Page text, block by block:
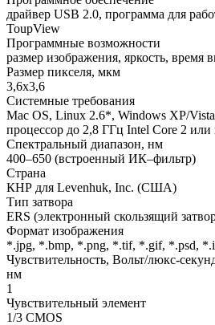
драйвер USB 2.0, программа для
ToupView
Программные возможности
размер изображения, яркость, время
Размер пикселя, мкм
3,6х3,6
Системные требования
Mac OS, Linux 2.6*, Windows XP/
процессор до 2,8 ГГц Intel Core 2
Спектральный диапазон, нм
400–650 (встроенный ИК–фильтр)
Страна
КНР для Levenhuk, Inc. (США)
Тип затвора
ERS (электронный скользящий
Формат изображения
*.jpg, *.bmp, *.png, *.tif, *.gif, *.psd,
Чувствительность, Вольт/люкс-
нм
1
Чувствительный элемент
1/3 CMOS